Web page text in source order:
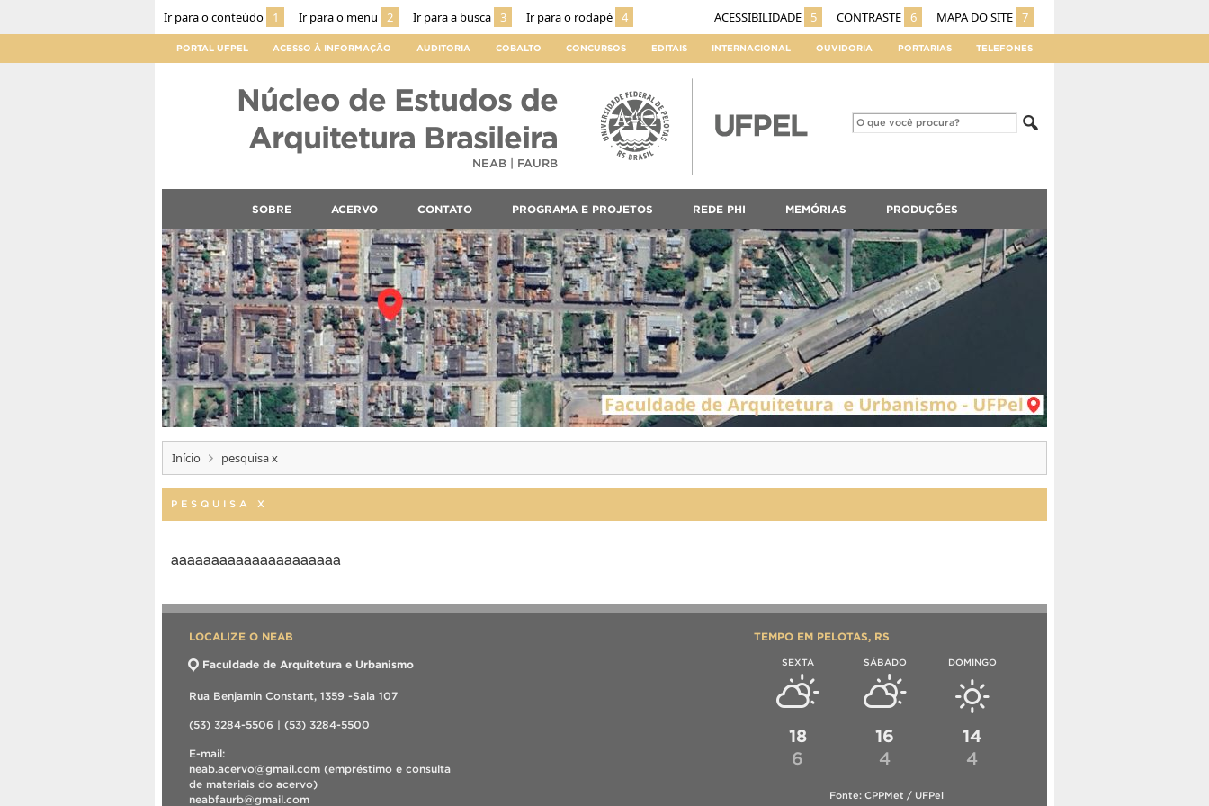
Ir para o conteúdo 1 Ir para o menu 2 Ir para a busca 3 Ir para o rodapé 4 ACESSIBILIDADE 5 CONTRASTE 6 MAPA DO SITE 7
PORTAL UFPEL ACESSO À INFORMAÇÃO AUDITORIA COBALTO CONCURSOS EDITAIS INTERNACIONAL OUVIDORIA PORTARIAS TELEFONES
Núcleo de Estudos de
Arquitetura Brasileira
NEAB | FAURB
SOBRE ACERVO CONTATO PROGRAMA E PROJETOS REDE PHI MEMÓRIAS PRODUÇÕES
Início pesquisa x
PESQUISA X
aaaaaaaaaaaaaaaaaaaaa
LOCALIZE O NEAB
Faculdade de Arquitetura e Urbanismo
Rua Benjamin Constant, 1359 -Sala 107
(53) 3284-5506 | (53) 3284-5500
E-mail:
neab.acervo@gmail.com (empréstimo e consulta
de materiais do acervo)
neabfaurb@gmail.com
TEMPO EM PELOTAS, RS
SEXTA
18
6
SÁBADO
16
4
DOMINGO
14
4
Fonte: CPPMet / UFPel